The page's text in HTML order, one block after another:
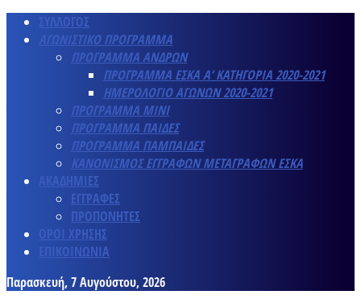
ΣΥΛΛΟΓΟΣ
ΑΓΩΝΙΣΤΙΚΟ ΠΡΟΓΡΑΜΜΑ
ΠΡΟΓΡΑΜΜΑ ΑΝΔΡΩΝ
ΠΡΟΓΡΑΜΜΑ ΕΣΚΑ Α’ ΚΑΤΗΓΟΡΙΑ 2020-2021
ΗΜΕΡΟΛΟΓΙΟ ΑΓΩΝΩΝ 2020-2021
ΠΡΟΓΡΑΜΜΑ ΜΙΝΙ
ΠΡΟΓΡΑΜΜΑ ΠΑΙΔΕΣ
ΠΡΟΓΡΑΜΜΑ ΠΑΜΠΑΙΔΕΣ
ΚΑΝΟΝΙΣΜΟΣ ΕΓΓΡΑΦΩΝ ΜΕΤΑΓΡΑΦΩΝ ΕΣΚΑ
ΑΚΑΔΗΜΙΕΣ
ΕΓΓΡΑΦΕΣ
ΠΡΟΠΟΝΗΤΕΣ
ΟΡΟΙ ΧΡΗΣΗΣ
ΕΠΙΚΟΙΝΩΝΙΑ
Παρασκευή, 7 Αυγούστου, 2026